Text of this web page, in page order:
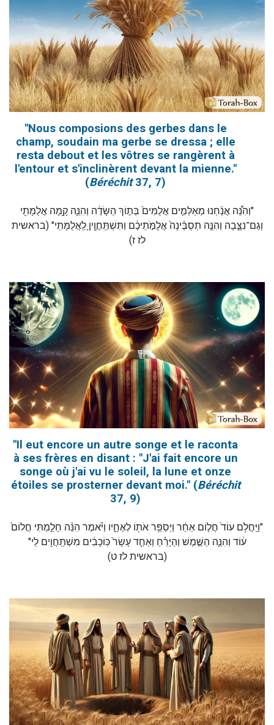
"Nous composions des gerbes dans le
champ, soudain ma gerbe se dressa ; elle
resta debout et les vôtres se rangèrent à
l'entour et s'inclinèrent devant la mienne."
(Béréchit37, 7)
"וְהִנֵּ֠ה אֲנַ֜חְנוּ מְאַלְּמִ֤ים אֲלֻמִּים֙ בְּת֣וֹךְ הַשָּׂדֶ֔ה וְהִנֵּ֛ה קָ֥מָה אֲלֻמָּתִ֖י
וְגַם־נִצָּ֑בָה וְהִנֵּ֤ה תְסֻבֶּ֨ינָה֙ אֲלֻמֹּ֣תֵיכֶ֔ם וַתִּשְׁתַּֽחֲוֶ֖יןָ לַֽאֲלֻמָּתִֽי" (בראשית
לז ז)
"Il eut encore un autre songe et le raconta
à ses frères en disant : "J'ai fait encore un
songe où j'ai vu le soleil, la lune et onze
étoiles se prosterner devant moi." (Béréchit
37, 9)
"וַיַּֽחֲלֹ֥ם עוֹד֙ חֲל֣וֹם אַחֵ֔ר וַיְסַפֵּ֥ר אֹת֖וֹ לְאֶחָ֑יו וַיֹּ֗אמֶר הִנֵּ֨ה חָלַ֤מְתִּי חֲלוֹם֙
ע֔וֹד וְהִנֵּ֧ה הַשֶּׁ֣מֶשׁ וְהַיָּרֵ֗חַ וְאַחַ֤ד עָשָׂר֙ כּֽוֹכָבִ֔ים מִשְׁתַּֽחֲוִ֖ים לִֽי"
(בראשית לז ט)